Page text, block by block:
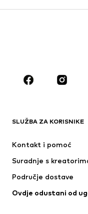
ODJEĆA
Jakne
Odijela i sakoi
Kupaći kostimi
Posebne prigode
SLUŽBA ZA KORISNIKE
Kontakt i pomoć
Suradnje s
Područje dostave
Ovdje odustani od